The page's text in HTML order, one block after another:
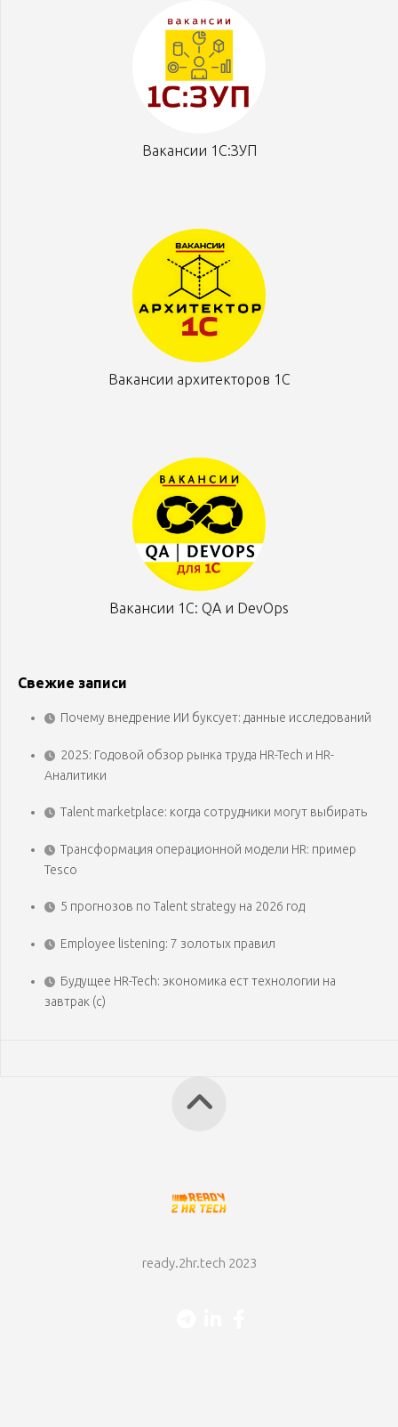
Вакансии 1С:ЗУП
Вакансии архитекторов 1С
Вакансии 1С: QA и DevOps
Свежие записи
Почему внедрение ИИ буксует: данные исследований
2025: Годовой обзор рынка труда HR-Tech и HR-
Аналитики
Talent marketplace: когда сотрудники могут выбирать
Трансформация операционной модели HR: пример
Tesco
5 прогнозов по Talent strategy на 2026 год
Employee listening: 7 золотых правил
Будущее HR-Tech: экономика ест технологии на
завтрак (с)
ready.2hr.tech 2023